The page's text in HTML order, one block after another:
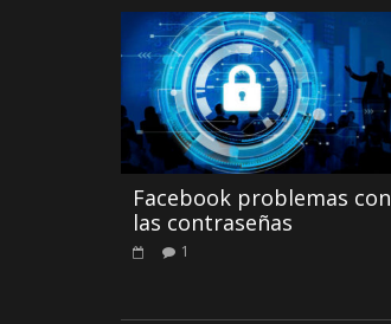
Facebook problemas con
las contraseñas
1